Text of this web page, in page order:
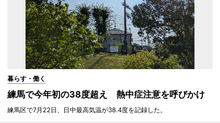
暮らす・働く
練馬で今年初の38度超え 熱中症注意を呼びかけ
練馬区で7月22日、日中最高気温が38.4度を記録した。